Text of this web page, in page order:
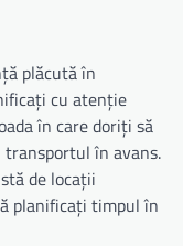
plăcută în
cu atenție
în care doriți să
în avans.
de locații
planificați timpul în